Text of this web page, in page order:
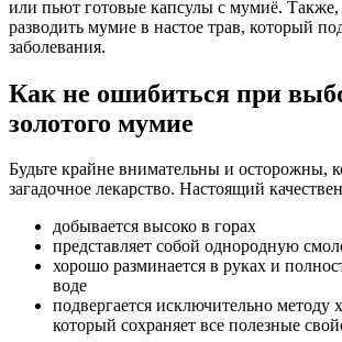
или пьют готовые капсулы с мумиё.
разводить мумие в настое трав, который
заболевания.
Как не ошибиться при
золотого мумие
Будьте крайне внимательны и осторожны,
загадочное лекарство. Настоящий
добывается высоко в горах
представляет собой однородную
хорошо разминается в руках и
воде
подвергается исключительно методу
который сохраняет все полезные